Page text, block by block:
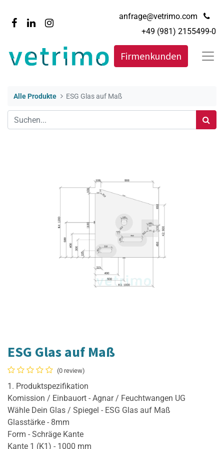
anfrage@vetrimo.com
+49 (981) 2155499-0
Firmenkunden
Alle Produkte ESG Glas auf Maß
ESG Glas auf Maß
(0 review)
1. Produktspezifikation
Komission / Einbauort - Agnar / Feuchtwangen UG
Wähle Dein Glas / Spiegel - ESG Glas auf Maß
Glasstärke - 8mm
Form - Schräge Kante
Kante 1 (K1) - 1000 mm